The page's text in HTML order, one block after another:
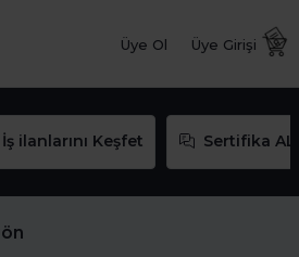
Üye Ol Üye Girişi
İş ilanlarını Keşfet Sertifika AL